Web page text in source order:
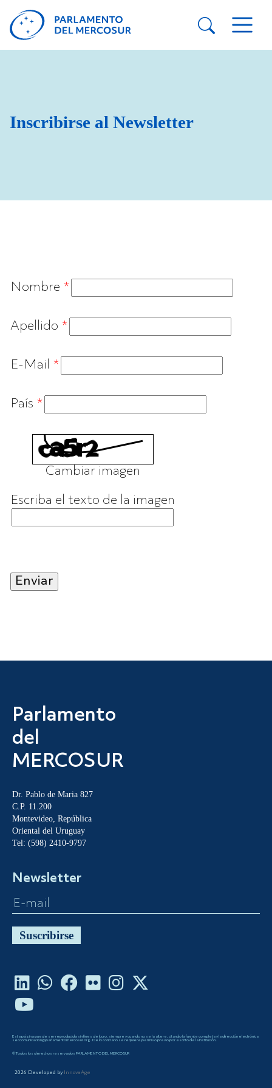
Inscribirse al Newsletter
Nombre *
Apellido *
E-Mail *
País *
Cambiar imagen
Escriba el texto de la imagen
Parlamento
del
MERCOSUR
Dr. Pablo de Maria 827
C.P. 11.200
Montevideo, República
Oriental del Uruguay
Tel: (598) 2410-9797
Newsletter
Suscribirse
Esta página puede ser reproducida sin fines de lucro, siempre y cuando no se la altere, citando la fuente completa y la dirección electrónica
seccomunicacion@parlamentomercosur.org. De lo contrario se requiere permiso previo por escrito de la Institución.
©Todos los derechos reservados PARLAMENTO DEL MERCOSUR
2026 Developed by InnovaAge